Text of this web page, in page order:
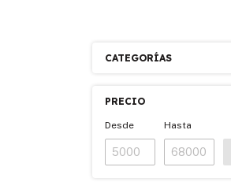
CATEGORÍAS
PRECIO
Desde Hasta